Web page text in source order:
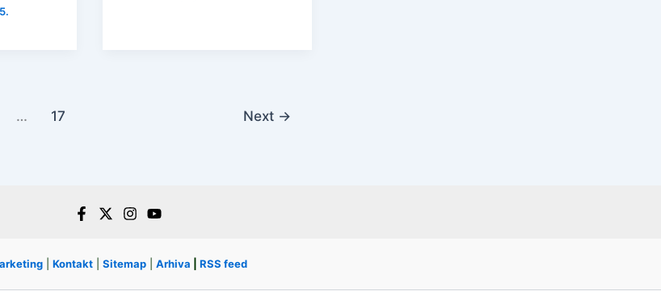
… 17 Next →
| Kontakt| Sitemap| Arhiva RSS feed